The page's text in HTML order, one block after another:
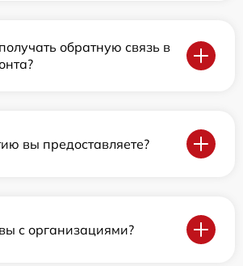
обратную связь в
вы предоставляете?
с организациями?